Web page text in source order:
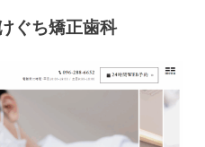
ぐち矯正歯科